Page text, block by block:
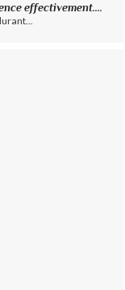
effectivement....